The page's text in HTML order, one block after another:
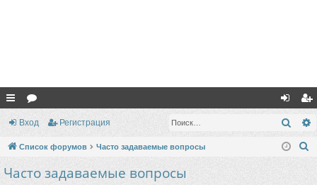
с
ы
ор хо
д
ег
ис
Вход Регистрация
Список форумов Часто задаваемые вопросы
Часто задаваемые вопросы